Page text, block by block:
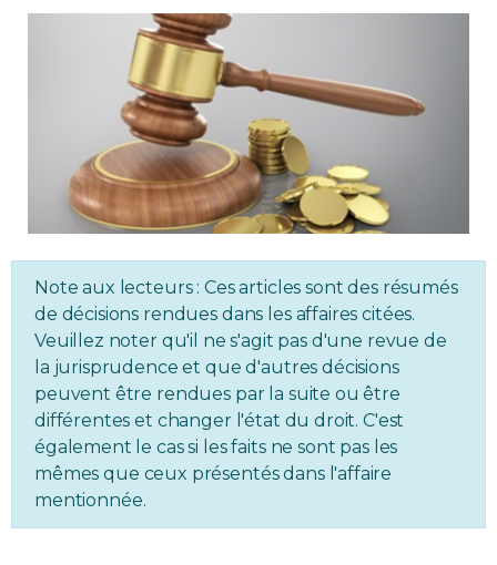
Mot de l'éditeur
Immobilier
Réglementation
Copropriété
Environnement
Rabais APQ
App APQ
Médias
Note aux lecteurs : Ces articles sont des résumés
de décisions rendues dans les affaires citées.
Veuillez noter qu'il ne s'agit pas d'une revue de
la jurisprudence et que d'autres décisions
peuvent être rendues par la suite ou être
différentes et changer l'état du droit. C'est
également le cas si les faits ne sont pas les
mêmes que ceux présentés dans l'affaire
mentionnée.